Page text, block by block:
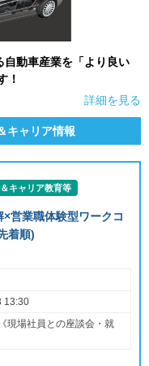
動車産業を「より良い
！
詳細を見る
キャリア情報
キャリア教育等
×営業職体験型ワークコ
着順)
13:30
現場社員との座談会・就